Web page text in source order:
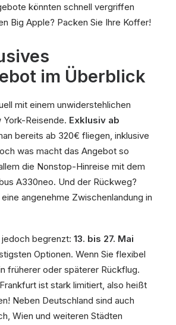
könnten schnell vergriffen
Big Apple? Packen Sie Ihre Koffer!
im Überblick
mit einem unwiderstehlichen
Reisende. Exklusiv ab
bereits ab 320€ fliegen, inklusive
was macht das Angebot so
die Nonstop-Hinreise mit dem
A330neo. Und der Rückweg?
angenehme Zwischenlandung in
begrenzt: 13. bis 27. Mai
Optionen. Wenn Sie flexibel
früherer oder späterer Rückflug.
ist stark limitiert, also heißt
Neben Deutschland sind auch
Wien und weiteren Städten